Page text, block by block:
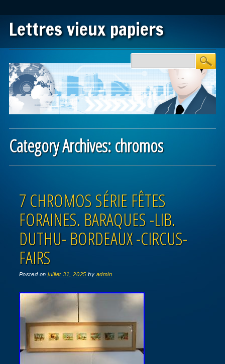
Lettres vieux papiers
Main menu
Category Archives:chromos
7 CHROMOS SÉRIE FÊTES
FORAINES. BARAQUES -LIB.
DUTHU- BORDEAUX -CIRCUS-
FAIRS
Posted onjuillet 31, 2025 by admin